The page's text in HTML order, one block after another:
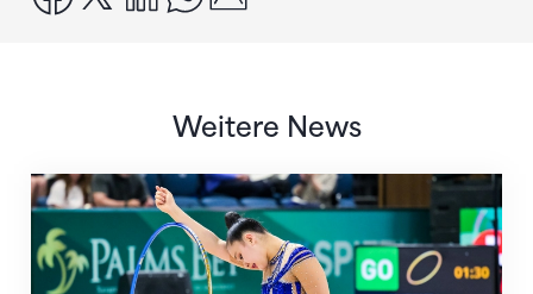
Weitere News
Nächster Halt: Weltmeisterschaft